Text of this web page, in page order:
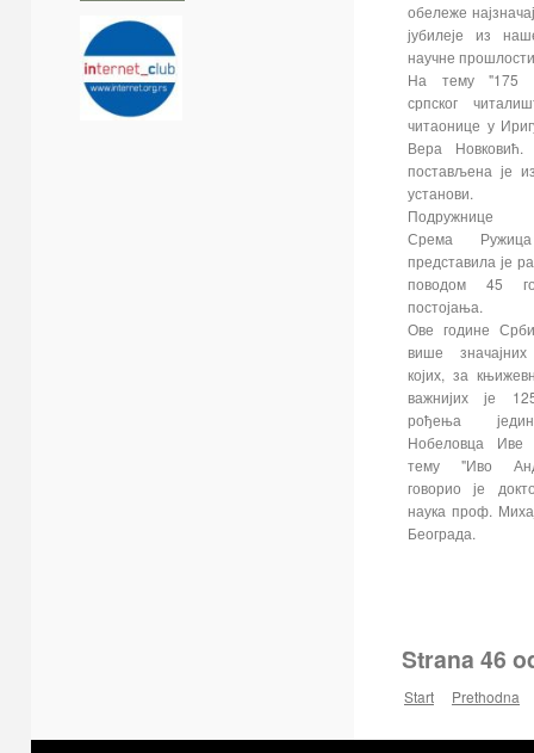
обележе
јубилеје из
научне
На тему "175
српског
читаонице у
Вера
постављена је
установи.
Подружнице
Срема
представила је
поводом 45
постојања.
Ове године
више
којих, за
важнијих је
рођења
Нобеловца
тему "Иво
говорио је
наука проф.
Београда.
Strana 46
Start Prethodna